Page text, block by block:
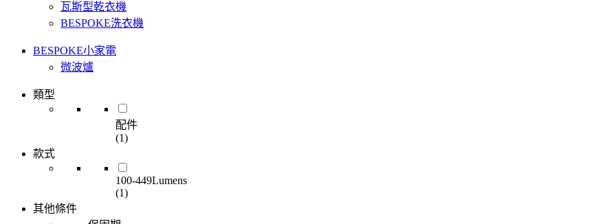
瓦斯型乾衣機
BESPOKE洗衣機
BESPOKE小家電
微波爐
類型
配件
(1)
款式
100-449Lumens
(1)
其他條件